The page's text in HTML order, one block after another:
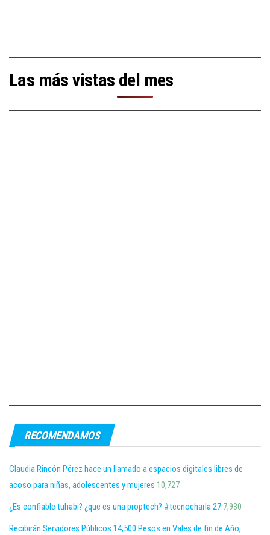
Las más vistas del mes
RECOMENDAMOS
Claudia Rincón Pérez hace un llamado a espacios digitales libres de
acoso para niñas, adolescentes y mujeres 10,727
¿Es confiable tuhabi? ¿que es una proptech? #tecnocharla 27 7,930
Recibirán Servidores Públicos 14,500 Pesos en Vales de fin de Año,